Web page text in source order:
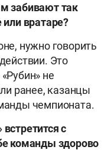
забивают так
вратаре?
нужно говорить
Это
не
ранее, казанцы
чемпионата.
с
команды здорово